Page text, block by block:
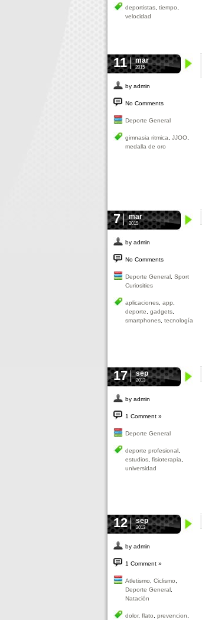
deportistas, tiempo,
velocidad
11 mar
2015
by admin
No Comments
Deporte General
gimnasia ritmica JJOO
medalla de oro
7 mar
2015
by admin
No Comments
Deporte General Sport
Curiosities
aplicaciones app
deporte
gadgets
smartphones tecnología
17 sep
2013
by admin
1 Comment »
Deporte General
deporte profesional
estudios fisioterapia
universidad
12 sep
2013
by admin
1 Comment »
Atletismo Ciclismo
Deporte General
Natación
dolor, flato prevencion